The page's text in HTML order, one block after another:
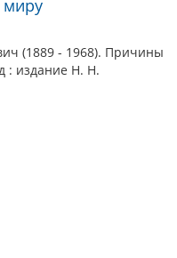
(1889 - 1968). Причины
: издание Н. Н.